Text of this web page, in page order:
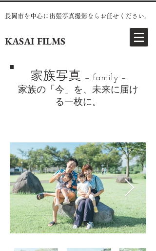
長岡市を中心に出張写真撮影ならお任せください。
KASAI FILMS
家族写真 − family −
家族の「今」を、未来に届け
る一枚に。